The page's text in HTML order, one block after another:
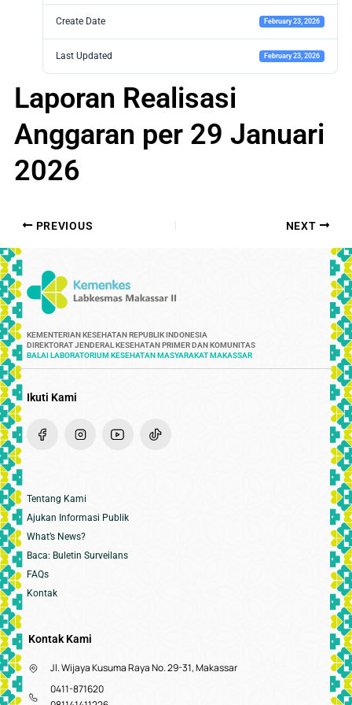
Create Date February 23, 2026
Last Updated February 23, 2026
Laporan Realisasi
Anggaran per 29 Januari
2026
PREVIOUS NEXT
KEMENTERIAN KESEHATAN REPUBLIK INDONESIA
DIREKTORAT JENDERAL KESEHATAN PRIMER DAN KOMUNITAS
BALAI LABORATORIUM KESEHATAN MASYARAKAT MAKASSAR
Ikuti Kami
Tentang Kami
Ajukan Informasi Publik
What’s News?
Baca: Buletin Surveilans
FAQs
Kontak
Kontak Kami
Jl. Wijaya Kusuma Raya No. 29-31, Makassar
0411-871620